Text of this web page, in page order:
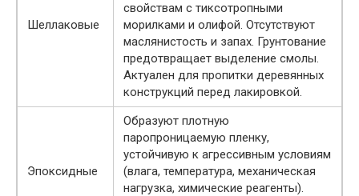
Шеллаковые
свойствам с тиксотропными
морилками и олифой. Отсутствуют
маслянистость и запах. Грунтование
предотвращает выделение смолы.
Актуален для пропитки деревянных
конструкций перед лакировкой.
Эпоксидные
Образуют плотную
паропроницаемую пленку,
устойчивую к агрессивным условиям
(влага, температура, механическая
нагрузка, химические реагенты).